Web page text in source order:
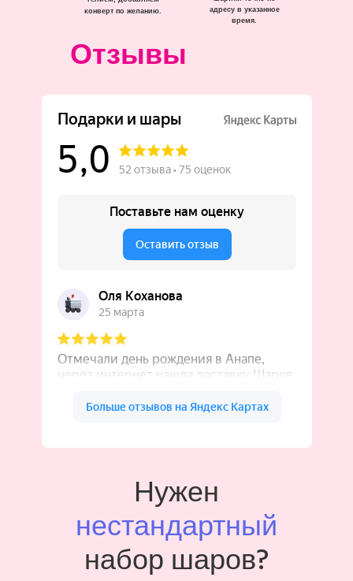
адресу в указанное
время.
конверт по желанию.
Отзывы
Нужен
нестандартный
набор шаров?